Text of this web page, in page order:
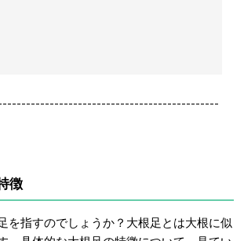
徴
を指すのでしょうか？大根足とは大根に似